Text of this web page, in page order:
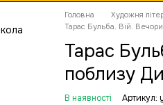
Головна Художня
Тарас Бульба. Вій.
Тарас
поблизу
В наявності Артикул: